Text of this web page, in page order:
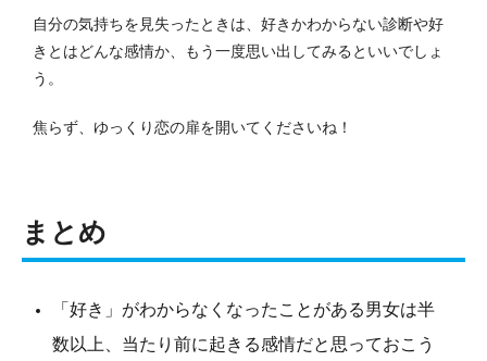
自分の気持ちを見失ったときは、好きかわからない診断や好
きとはどんな感情か、もう一度思い出してみるといいでしょ
う。
焦らず、ゆっくり恋の扉を開いてくださいね！
まとめ
「好き」がわからなくなったことがある男女は半
数以上、当たり前に起きる感情だと思っておこう